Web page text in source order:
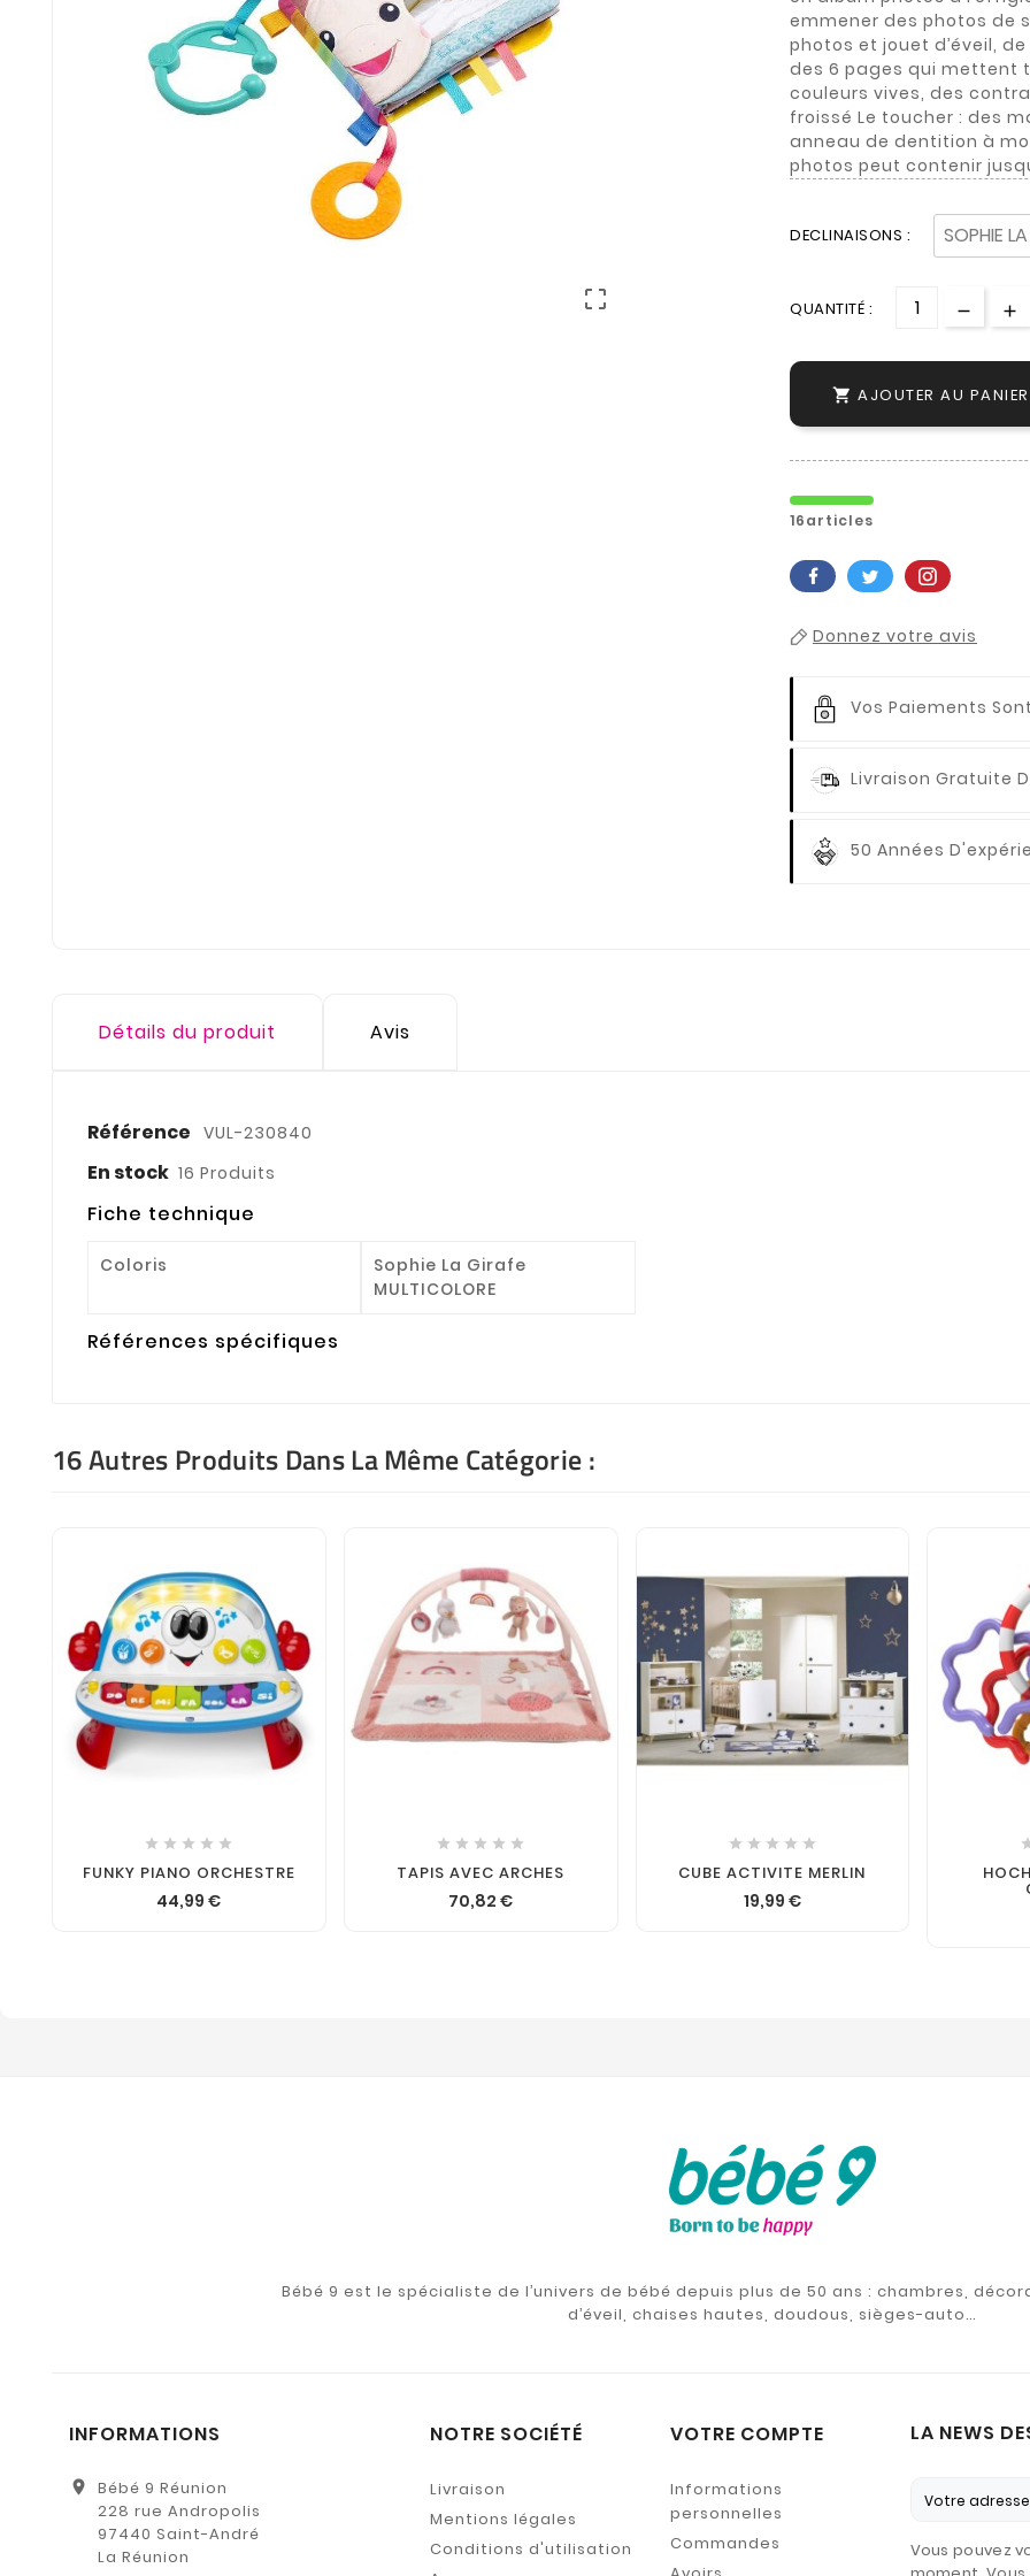

emmener des photos de
photos et jouet d’éveil,
des 6 pages qui mettent
couleurs vives, des
froissé Le toucher : des
anneau de dentition à
photos peut contenir
DECLINAISONS :
QUANTITÉ :
 AJOUTER AU PANIER
16articles
Donnez votre avis
Vos Paiements
Livraison Gratuite
50 Années
Détails du produit Avis
Référence VUL-230840
En stock 16 Produits
Fiche technique
Coloris
Sophie La Girafe
MULTICOLORE
Références spécifiques
16 Autres Produits Dans La Même Catégorie :
    
FUNKY PIANO ORCHESTRE
44,99 €
    
TAPIS AVEC ARCHES
70,82 €
    
CUBE ACTIVITE MERLIN
19,99 €
Bébé 9 est le spécialiste de l’univers de bébé depuis plus de 50 ans : chambres,
d’éveil, chaises hautes, doudous, sièges-auto…
INFORMATIONS
location_on
Bébé 9 Réunion
228 rue Andropolis
97440 Saint-André
La Réunion
NOTRE SOCIÉTÉ
Livraison
Mentions légales
Conditions d'utilisation
VOTRE COMPTE
Informations
personnelles
Commandes
LA NEWS
Vous pouvez